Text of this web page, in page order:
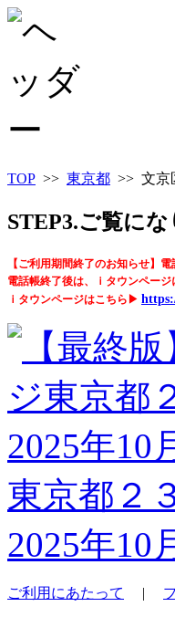
TOP >> 東京都 >> 文京
STEP3.ご覧に
【ご利用期間終了のお知らせ】
電話帳終了後は、ｉタウンページ
ｉタウンページはこちら▶
東京都２
2025年10
ご利用にあたって |